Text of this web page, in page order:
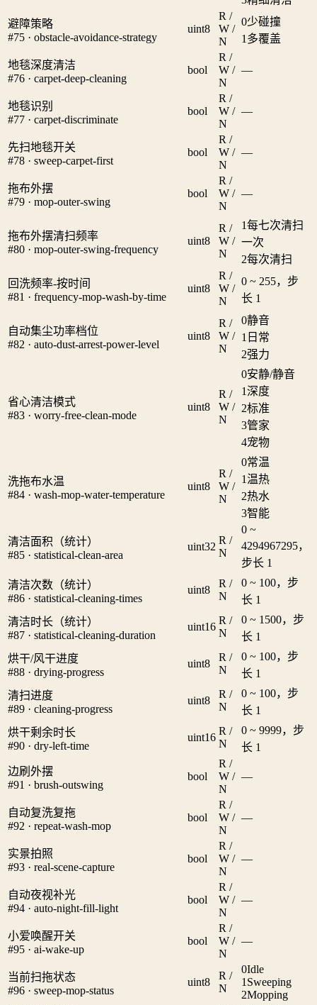
避障策略
#75 · obstacle-avoidance-strategy
uint8
R /
W /
N
0少碰撞
1 多覆盖
地毯深度清洁
#76 · carpet-deep-cleaning
bool
R /
W /
N
—
地毯识别
#77 · carpet-discriminate
bool
R /
W /
N
—
先扫地毯开关
#78 · sweep-carpet-first
bool
R /
W /
N
—
拖布外摆
#79 · mop-outer-swing
bool
R /
W /
N
—
拖布外摆清扫频率
#80 · mop-outer-swing-frequency
uint8
R /
W /
N
1每七次清扫
一次
2每次清扫
回洗频率-按时间
#81 · frequency-mop-wash-by-time
uint8
R /
W /
N
0 ~ 255，步
长 1
自动集尘功率档位
#82 · auto-dust-arrest-power-level
uint8
R /
W /
N
0静音
1 日常
2强力
省心清洁模式
#83 · worry-free-clean-mode
uint8
R /
W /
N
0安静/静音
1深度
2标准
3管家
4宠物
洗拖布水温
#84 · wash-mop-water-temperature
uint8
R /
W /
N
0常温
1温热
2热水
3智能
清洁面积（统计）
#85 · statistical-clean-area
uint32
R /
N
0 ~
4294967295，
步长 1
清洁次数（统计）
#86 · statistical-cleaning-times
uint8
R /
N
0 ~ 100，步
长 1
清洁时长（统计）
#87 · statistical-cleaning-duration
uint16
R /
N
0 ~ 1500，步
长 1
烘干/风干进度
#88 · drying-progress
uint8
R /
N
0 ~ 100，步
长 1
清扫进度
#89 · cleaning-progress
uint8
R /
N
0 ~ 100，步
长 1
烘干剩余时长
#90 · dry-left-time
uint16
R /
N
0 ~ 9999，步
长 1
边刷外摆
#91 · brush-outswing
bool
R /
W /
N
—
自动复洗复拖
#92 · repeat-wash-mop
bool
R /
W /
N
—
实景拍照
#93 · real-scene-capture
bool
R /
W /
N
—
自动夜视补光
#94 · auto-night-fill-light
bool
R /
W /
N
—
小爱唤醒开关
#95 · ai-wake-up
bool
R /
W /
N
—
当前扫拖状态
#96 · sweep-mop-status
uint8
R /
N
0Idle
1 Sweeping
2Mopping